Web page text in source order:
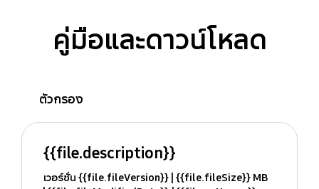
คู่มือและดาวน์โหลด
ตัวกรอง
{{file.description}}
เวอร์ชั่น {{file.fileVersion}} {{file.fileSize}} MB